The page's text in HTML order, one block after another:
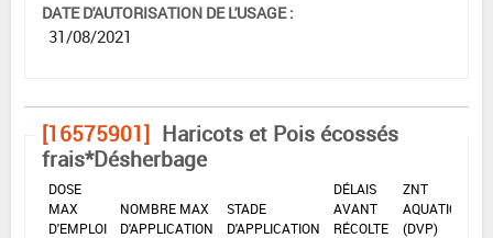
DATE D'AUTORISATION DE L'USAGE :
31/08/2021
[16575901] Haricots et Pois écossés
frais*Désherbage
DOSE
MAX
D'EMPLOI
NOMBRE MAX
D'APPLICATION
STADE
D'APPLICATION
DÉLAIS
AVANT
RÉCOLTE
ZNT
AQUATIQUE
(DVP)